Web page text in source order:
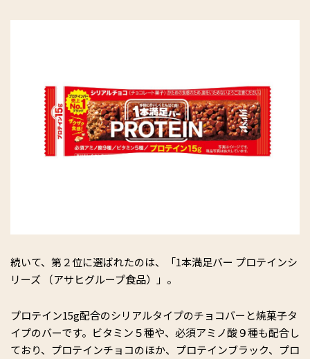
続いて、第２位に選ばれたのは、「1本満足バー プロテインシ
リーズ （アサヒグループ食品）」。
プロテイン15g配合のシリアルタイプのチョコバーと焼菓子タ
イプのバーです。ビタミン５種や、必須アミノ酸９種も配合し
ており、プロテインチョコのほか、プロテインブラック、プロ